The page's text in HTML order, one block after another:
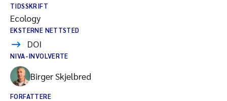
TIDSSKRIFT
Ecology
EKSTERNE NETTSTED
DOI
NIVA-INVOLVERTE
Birger Skjelbred
FORFATTERE